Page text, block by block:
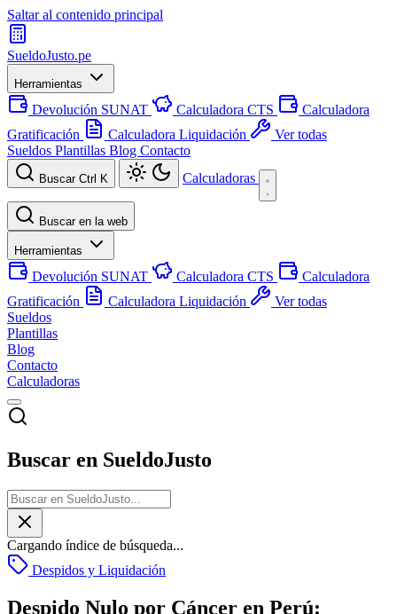
Saltar al contenido principal
SueldoJusto.pe
Herramientas
Devolución SUNAT Calculadora CTS
Calculadora
Gratificación
Calculadora Liquidación
Ver todas
Sueldos Plantillas Blog Contacto
Buscar Ctrl K Calculadoras
Buscar en la web
Herramientas
Devolución SUNAT Calculadora CTS
Calculadora
Gratificación
Calculadora Liquidación
Ver todas
Sueldos
Plantillas
Blog
Contacto
Calculadoras
Buscar en SueldoJusto
Cargando índice de búsqueda...
Despidos y Liquidación
Despido Nulo por Cáncer en Perú: